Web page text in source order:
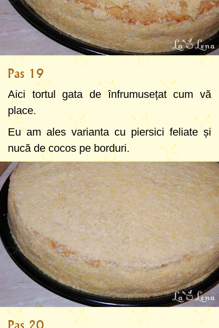
Pas 19
Aici tortul gata de înfrumusețat cum vă
place.
Eu am ales varianta cu piersici feliate și
nucă de cocos pe borduri.
Pas 20